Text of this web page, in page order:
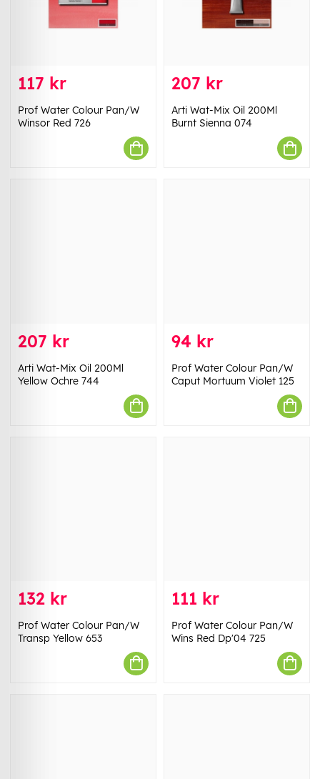
117 kr
Prof Water Colour Pan/W
Winsor Red 726
207 kr
Arti Wat-Mix Oil 200Ml
Burnt Sienna 074
207 kr
Arti Wat-Mix Oil 200Ml
Yellow Ochre 744
94 kr
Prof Water Colour Pan/W
Caput Mortuum Violet 125
132 kr
Prof Water Colour Pan/W
Transp Yellow 653
111 kr
Prof Water Colour Pan/W
Wins Red Dp'04 725